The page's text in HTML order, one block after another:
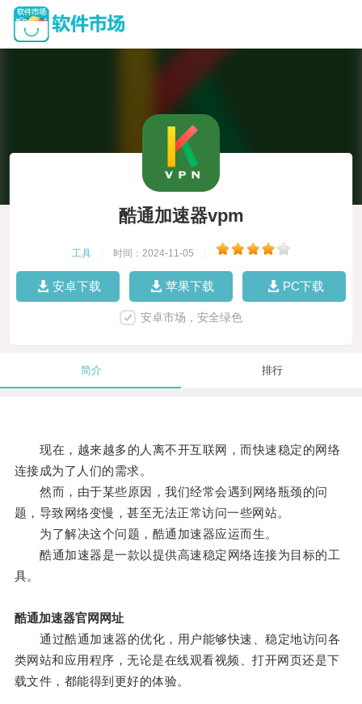
酷通加速器vpm
工具 时间：2024-11-05
安卓下载 苹果下载 PC下载
安卓市场，安全绿色
简介 排行
现在，越来越多的人离不开互联网，而快速稳定的网络
连接成为了人们的需求。
然而，由于某些原因，我们经常会遇到网络瓶颈的问
题，导致网络变慢，甚至无法正常访问一些网站。
为了解决这个问题，酷通加速器应运而生。
酷通加速器是一款以提供高速稳定网络连接为目标的工
具。
酷通加速器官网网址
通过酷通加速器的优化，用户能够快速、稳定地访问各
类网站和应用程序，无论是在线观看视频、打开网页还是下
载文件，都能得到更好的体验。